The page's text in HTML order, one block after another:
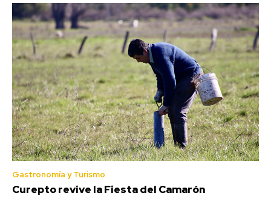
Gastronomía y Turismo
Curepto revive la Fiesta del Camarón